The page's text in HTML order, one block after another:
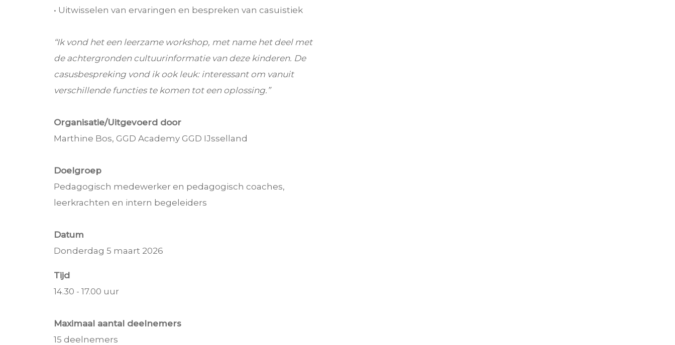
• Uitwisselen van ervaringen en bespreken van casuïstiek
“Ik vond het een leerzame workshop, met name het deel met
de achtergronden cultuurinformatie van deze kinderen. De
casusbespreking vond ik ook leuk: interessant om vanuit
verschillende functies te komen tot een oplossing.”
Organisatie/Uitgevoerd door
Marthine Bos, GGD Academy GGD IJsselland
Doelgroep
Pedagogisch medewerker en pedagogisch coaches,
leerkrachten en intern begeleiders
Datum
Donderdag 5 maart 2026
Tijd
14.30 - 17.00 uur
Maximaal aantal deelnemers
15 deelnemers